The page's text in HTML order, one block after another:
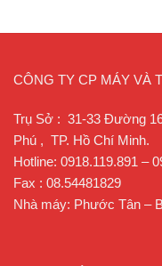
CÔNG TY CP MÁY VÀ
Trụ Sở : 31-33 Đường
Phú , TP. Hồ Chí Minh.
Hotline: 0918.119.891 –
Fax : 08.54481829
Nhà máy: Phước Tân –